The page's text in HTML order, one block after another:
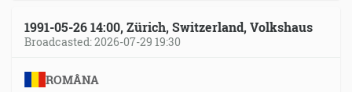
1991-05-26 14:00, Zürich, Switzerland, Volkshaus
Broadcasted: 2026-07-29 19:30
ROMÂNA